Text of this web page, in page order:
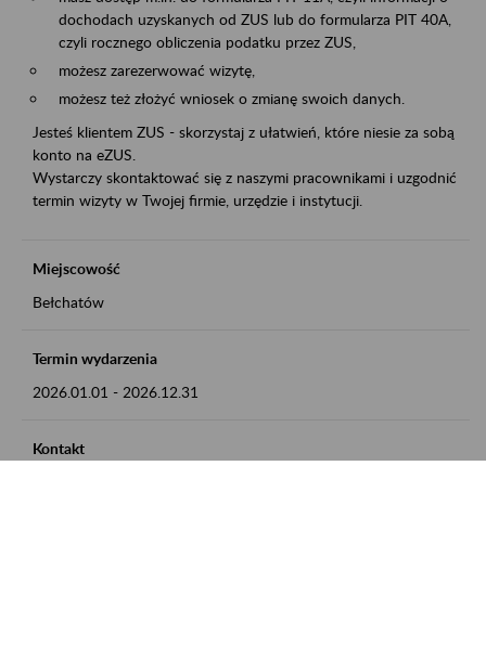
dochodach uzyskanych od ZUS lub do formularza PIT 40A,
czyli rocznego obliczenia podatku przez ZUS,
możesz zarezerwować wizytę,
możesz też złożyć wniosek o zmianę swoich danych.
Jesteś klientem ZUS - skorzystaj z ułatwień, które niesie za sobą
konto na eZUS.
Wystarczy skontaktować się z naszymi pracownikami i uzgodnić
termin wizyty w Twojej firmie, urzędzie i instytucji.
Miejscowość
Bełchatów
Termin wydarzenia
2026.01.01 - 2026.12.31
Kontakt